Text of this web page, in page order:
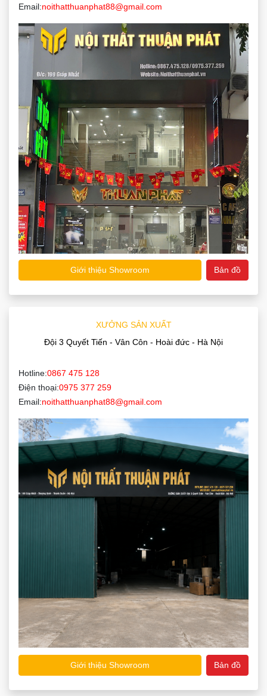
Email:noithatthuanphat88@gmail.com
Giới thiệu Showroom Bản đồ
XƯỞNG SẢN XUẤT
Đội 3 Quyết Tiến - Vân Côn - Hoài đức - Hà Nội
Hotline:0867 475 128
Điện thoại:0975 377 259
Email:noithatthuanphat88@gmail.com
Giới thiệu Showroom Bản đồ